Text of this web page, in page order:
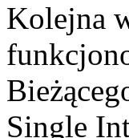
Kolejna
Single